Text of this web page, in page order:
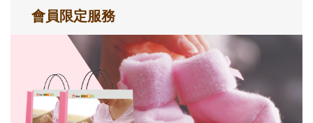
會員限定服務